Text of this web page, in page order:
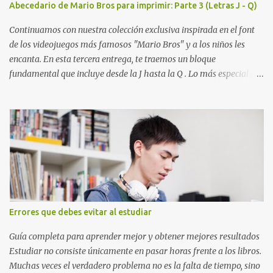
la letra A hasta la M, estableciendo el estilo geométrico y divertido
que define a toda la colección. Primera parte del juego de letras
in...
Abecedario de Mario Bros para imprimir: Parte 3 (Letras J - Q)
Continuamos con nuestra colección exclusiva inspirada en el font
de los videojuegos más famosos "Mario Bros" y a los niños les
encanta. En esta tercera entrega, te traemos un bloque
fundamental que incluye desde la J hasta la Q . Lo más especial de
desde la J hasta la Q ¿Qué incluye este bloque de letras? En esta
sección de evecrea.com , encontrarás imágenes individuales en alta
resolución de las siguientes letras: Letras vibrantes : La J y la M en
el clásico rojo de la gorra de Mario. Tonos azules : La K y la Ñ , que
destacan por su diseño limpio y audaz. Colores secundarios : La L y
la Q en amarillo brillante, junto con la N y la P en un verde
inspirado en los niveles de los juegos. Formas icónicas : No te
pierdas la letra O , diseñada con ese estilo geométrico tan carac...
Errores que debes evitar al estudiar
Guía completa para aprender mejor y obtener mejores resultados
Estudiar no consiste únicamente en pasar horas frente a los libros.
Muchas veces el verdadero problema no es la falta de tiempo, sino